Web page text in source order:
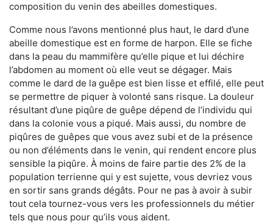
composition du venin des abeilles domestiques.
Comme nous l’avons mentionné plus haut, le dard d’une
abeille domestique est en forme de harpon. Elle se fiche
dans la peau du mammifère qu’elle pique et lui déchire
l’abdomen au moment où elle veut se dégager. Mais
comme le dard de la guêpe est bien lisse et effilé, elle peut
se permettre de piquer à volonté sans risque. La douleur
résultant d’une piqûre de guêpe dépend de l’individu qui
dans la colonie vous a piqué. Mais aussi, du nombre de
piqûres de guêpes que vous avez subi et de la présence
ou non d’éléments dans le venin, qui rendent encore plus
sensible la piqûre. À moins de faire partie des 2% de la
population terrienne qui y est sujette, vous devriez vous
en sortir sans grands dégâts. Pour ne pas à avoir à subir
tout cela tournez-vous vers les professionnels du métier
tels que nous pour qu’ils vous aident.